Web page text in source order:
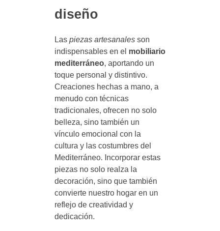
diseño
Las piezas artesanalesson
indispensables en el mobiliario
mediterráneo, aportando un
toque personal y distintivo.
Creaciones hechas a mano, a
menudo con técnicas
tradicionales, ofrecen no solo
belleza, sino también un
vínculo emocional con la
cultura y las costumbres del
Mediterráneo. Incorporar estas
piezas no solo realza la
decoración, sino que también
convierte nuestro hogar en un
reflejo de creatividad y
dedicación.